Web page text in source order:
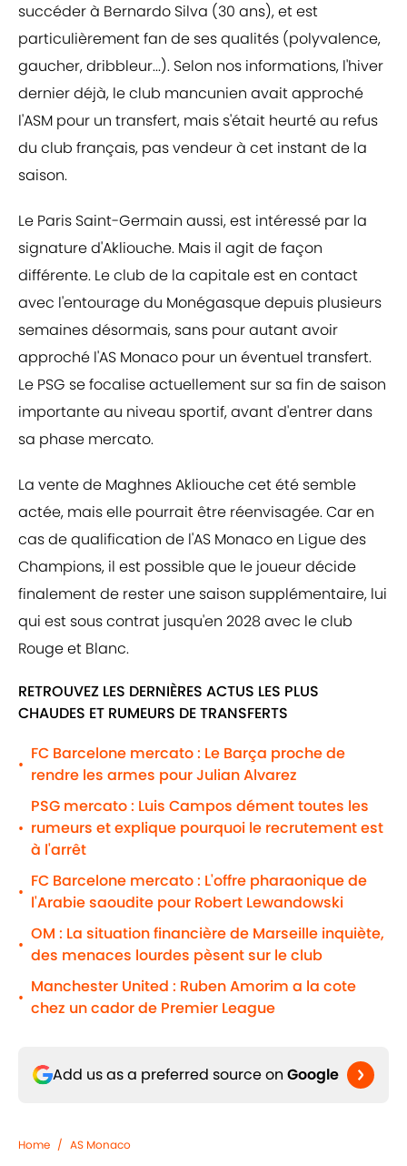
succéder à Bernardo Silva (30 ans), et est
particulièrement fan de ses qualités (polyvalence,
gaucher, dribbleur...). Selon nos informations, l'hiver
dernier déjà, le club mancunien avait approché
l'ASM pour un transfert, mais s'était heurté au refus
du club français, pas vendeur à cet instant de la
saison.
Le Paris Saint-Germain aussi, est intéressé par la
signature d'Akliouche. Mais il agit de façon
différente. Le club de la capitale est en contact
avec l'entourage du Monégasque depuis plusieurs
semaines désormais, sans pour autant avoir
approché l'AS Monaco pour un éventuel transfert.
Le PSG se focalise actuellement sur sa fin de saison
importante au niveau sportif, avant d'entrer dans
sa phase mercato.
La vente de Maghnes Akliouche cet été semble
actée, mais elle pourrait être réenvisagée. Car en
cas de qualification de l'AS Monaco en Ligue des
Champions, il est possible que le joueur décide
finalement de rester une saison supplémentaire, lui
qui est sous contrat jusqu'en 2028 avec le club
Rouge et Blanc.
RETROUVEZ LES DERNIÈRES ACTUS LES PLUS
CHAUDES ET RUMEURS DE TRANSFERTS
•
FC Barcelone mercato : Le Barça proche de
rendre les armes pour Julian Alvarez
•
PSG mercato : Luis Campos dément toutes les
rumeurs et explique pourquoi le recrutement est
à l'arrêt
•
FC Barcelone mercato : L'offre pharaonique de
l'Arabie saoudite pour Robert Lewandowski
•
OM : La situation financière de Marseille inquiète,
des menaces lourdes pèsent sur le club
•
Manchester United : Ruben Amorim a la cote
chez un cador de Premier League
Add us as a preferred source on Google
Home / AS Monaco